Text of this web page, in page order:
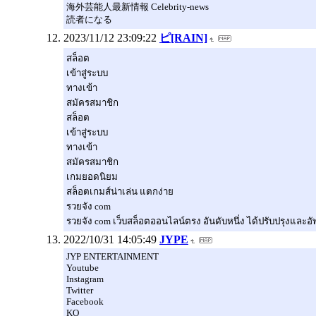
海外芸能人最新情報 Celebrity-news
読者になる
2023/11/12 23:09:22 ピ[RAIN]
สล็อต
เข้าสู่ระบบ
ทางเข้า
สมัครสมาชิก
สล็อต
เข้าสู่ระบบ
ทางเข้า
สมัครสมาชิก
เกมยอดนิยม
สล็อตเกมส์น่าเล่น แตกง่าย
รวยจัง com
รวยจัง com เว็บสล็อตออนไลน์ตรง อันดับหนึ่ง ได้ปรับปรุงและ
2022/10/31 14:05:49 JYPE
JYP ENTERTAINMENT
Youtube
Instagram
Twitter
Facebook
KO